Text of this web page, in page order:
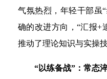
气氛热烈，年轻干部虽
确的改进方向，“汇报+
推动了理论知识与实操
“以练备战”：常态